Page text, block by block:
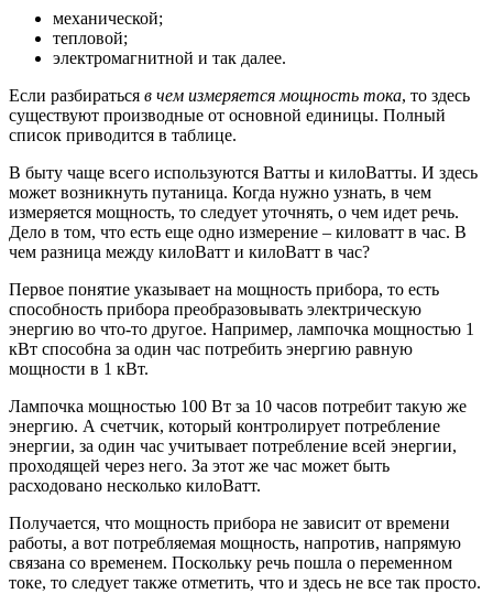
механической;
тепловой;
электромагнитной и так далее.
Если разбираться в чем измеряется мощность тока, то здесь
существуют производные от основной единицы. Полный
список приводится в таблице.
В быту чаще всего используются Ватты и килоВатты. И здесь
может возникнуть путаница. Когда нужно узнать, в чем
измеряется мощность, то следует уточнять, о чем идет речь.
Дело в том, что есть еще одно измерение – киловатт в час. В
чем разница между килоВатт и килоВатт в час?
Первое понятие указывает на мощность прибора, то есть
способность прибора преобразовывать электрическую
энергию во что-то другое. Например, лампочка мощностью 1
кВт способна за один час потребить энергию равную
мощности в 1 кВт.
Лампочка мощностью 100 Вт за 10 часов потребит такую же
энергию. А счетчик, который контролирует потребление
энергии, за один час учитывает потребление всей энергии,
проходящей через него. За этот же час может быть
расходовано несколько килоВатт.
Получается, что мощность прибора не зависит от времени
работы, а вот потребляемая мощность, напротив, напрямую
связана со временем. Поскольку речь пошла о переменном
токе, то следует также отметить, что и здесь не все так просто.